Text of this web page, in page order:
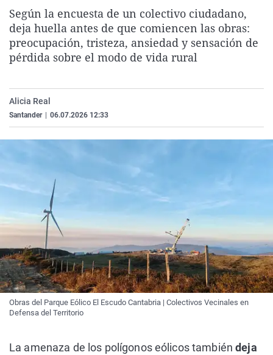
La rosa de los vientos
Gente viajera
Como el perro y el
Caso
Retornados
Equipo de
Extremadura
Galicia
La Rioja
Virales
Televisión
Elecciones
Según la encuesta de un colectivo ciudadano,
deja huella antes de que comiencen las obras:
preocupación, tristeza, ansiedad y sensación de
pérdida sobre el modo de vida rural
Alicia Real
Santander 06.07.2026 12:33
Obras del Parque Eólico El Escudo Cantabria | Colectivos Vecinales en
Defensa del Territorio
La amenaza de los polígonos eólicos tambiéndeja